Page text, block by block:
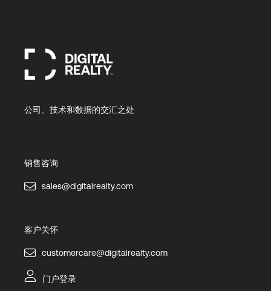
公司、技术和数据的交汇之处
销售咨询
sales@digitalrealty.com
客户关怀
customercare@digitalrealty.com
门户登录